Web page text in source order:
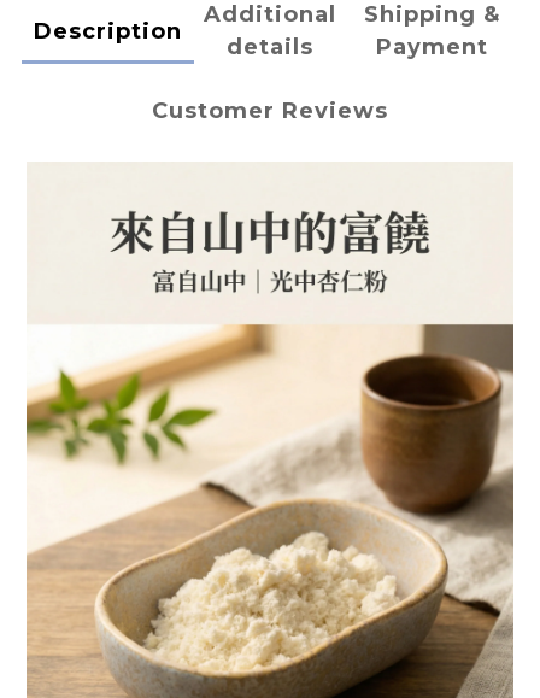
Description
Additional
details
Shipping &
Payment
Customer Reviews